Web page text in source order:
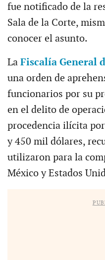
fue notificado de la
Sala de la Corte,
conocer el asunto.
La Fiscalía General
una orden de
funcionarios por su
en el delito de
procedencia ilícita
y 450 mil dólares,
utilizaron para la
México y Estados